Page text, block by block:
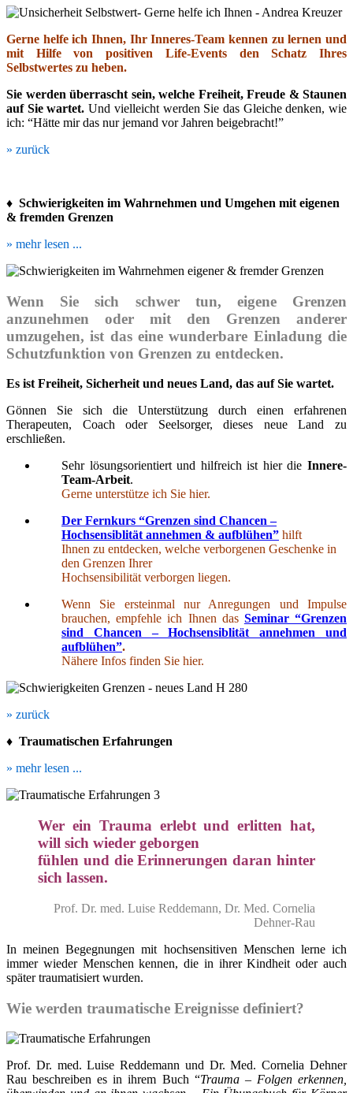
Gerne helfe ich Ihnen, Ihr Inneres-Team kennen zu lernen und
mit Hilfe von positiven Life-Events den Schatz Ihres
Selbstwertes zu heben.
Sie werden überrascht sein, welche Freiheit, Freude & Staunen
auf Sie wartet.Und vielleicht werden Sie das Gleiche denken, wie
ich: “Hätte mir das nur jemand vor Jahren beigebracht!”
» zurück
♦ Schwierigkeiten im Wahrnehmen und Umgehen mit eigenen
& fremden Grenzen
» mehr lesen ...
Wenn Sie sich schwer tun, eigene Grenzen
anzunehmen oder mit den Grenzen anderer
umzugehen, ist das eine wunderbare Einladung die
Schutzfunktion von Grenzen zu entdecken.
Es ist Freiheit, Sicherheit und neues Land, das auf Sie wartet.
Gönnen Sie sich die Unterstützung durch einen erfahrenen
Therapeuten, Coach oder Seelsorger, dieses neue Land zu
erschließen.
Sehr lösungsorientiert und hilfreich ist hier die Innere-
Team-Arbeit.
Gerne unterstütze ich Sie hier.
Der Fernkurs “Grenzen sind Chancen –
Hochsensiblität annehmen & aufblühen” hilft
Ihnen zu entdecken, welche verborgenen Geschenke in
den Grenzen Ihrer
Hochsensibilität verborgen liegen.
Wenn Sie ersteinmal nur Anregungen und Impulse
brauchen, empfehle ich Ihnen das Seminar “Grenzen
sind Chancen – Hochsensiblität annehmen und
aufblühen”.
Nähere Infos finden Sie hier.
» zurück
♦ Traumatischen Erfahrungen
» mehr lesen ...
Wer ein Trauma erlebt und erlitten hat,
will sich wieder geborgen
fühlen und die Erinnerungen daran hinter
sich lassen.
Prof. Dr. med. Luise Reddemann, Dr. Med. Cornelia
Dehner-Rau
In meinen Begegnungen mit hochsensitiven Menschen lerne ich
immer wieder Menschen kennen, die in ihrer Kindheit oder auch
später traumatisiert wurden.
Wie werden traumatische Ereignisse definiert?
Prof. Dr. med. Luise Reddemann und Dr. Med. Cornelia Dehner
Rau beschreiben es in ihrem Buch “Trauma – Folgen erkennen,